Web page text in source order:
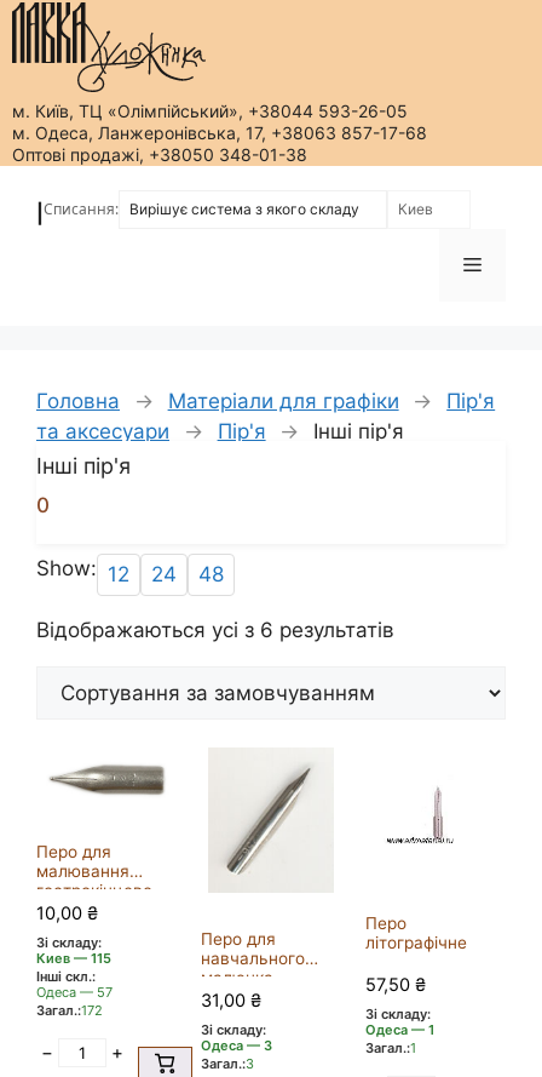
м. Київ, ТЦ «Олімпійський», +38044 593-26-05
м. Одеса, Ланжеронівська, 17, +38063 857-17-68
Оптові продажі, +38050 348-01-38
Списання:
Меню
Головна → Матеріали для графіки →
Пір'я
та аксесуари
→ Пір'я → Інші пір'я
Інші пір'я
0
Show: 12 24 48
Відображаються усі з 6 результатів
Перо для
малювання
гострокінцеве
ПС 453
10,00 ₴
Зі складу:
Киев — 115
Інші скл.:
Одеса — 57
Загал.:172
− +
Перо для
навчального
малюнка
нікельоване
31,00 ₴
Зі складу:
Одеса — 3
Загал.:3
Перо
літографічне
57,50 ₴
Зі складу:
Одеса — 1
Загал.:1